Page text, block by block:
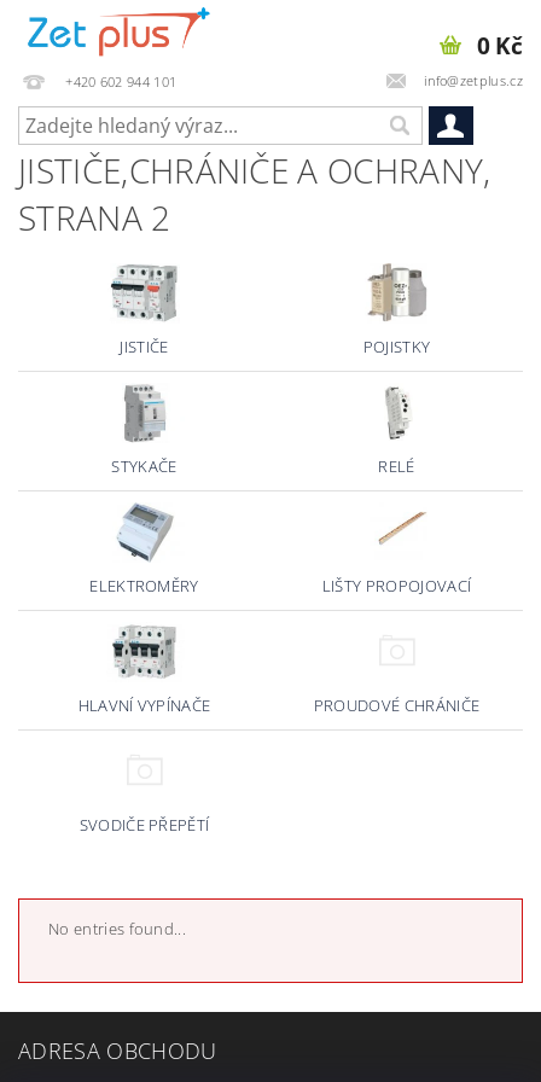
+420 602 944 101 info@zetplus.cz
0 Kč
JISTIČE,CHRÁNIČE A OCHRANY,
STRANA 2
JISTIČE POJISTKY
STYKAČE RELÉ
ELEKTROMĚRY LIŠTY PROPOJOVACÍ
HLAVNÍ VYPÍNAČE PROUDOVÉ CHRÁNIČE
SVODIČE PŘEPĚTÍ
No entries found...
ADRESA OBCHODU